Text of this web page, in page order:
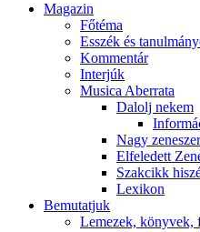
Magazin
Főtéma
Esszék és
Kommentár
Interjúk
Musica Aberrata
Dalolj nekem
Nagy
Elfeledett
Szakcikk
Lexikon
Bemutatjuk
Lemezek, könyvek,